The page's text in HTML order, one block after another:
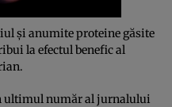
şi anumite proteine găsite
la efectul benefic al
ultimul număr al jurnalului